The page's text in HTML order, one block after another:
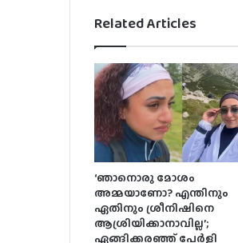
Related Articles
‘ഞാനൊരു മോശം
അമ്മയാണോ? എന്തിനും
ഏതിനും ശ്രീനിഷിനെ
ആശ്രിയിക്കാനാവില്ല’;
ഏങ്ങിക്കരഞ്ഞ് പേർളി